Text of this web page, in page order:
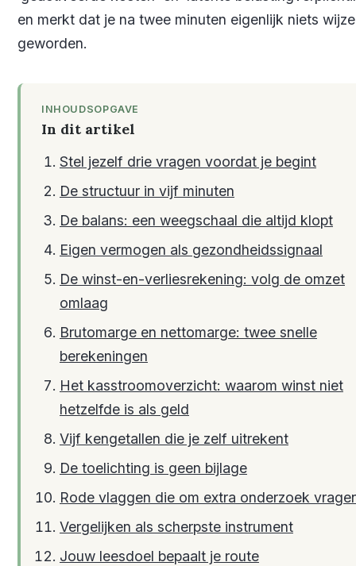
en merkt dat je na twee minuten eigenlijk niets
geworden.
INHOUDSOPGAVE
In dit artikel
Stel jezelf drie vragen voordat je begint
De structuur in vijf minuten
De balans: een weegschaal die altijd klopt
Eigen vermogen als gezondheidssignaal
De winst-en-verliesrekening: volg de omzet
omlaag
Brutomarge en nettomarge: twee snelle
berekeningen
Het kasstroomoverzicht: waarom winst niet
hetzelfde is als geld
Vijf kengetallen die je zelf uitrekent
De toelichting is geen bijlage
Rode vlaggen die om extra onderzoek
Vergelijken als scherpste instrument
Jouw leesdoel bepaalt je route